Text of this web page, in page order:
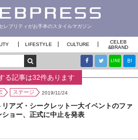
レブリティがお手本のスタイルマガジン
LIFESTYLE CULTURE
CELEB
&BRAND
LINE B!
る記事は32件あります
ステージ 2019/11/24
リアズ・シークレット一大イベントのファ
ショー、正式に中止を発表